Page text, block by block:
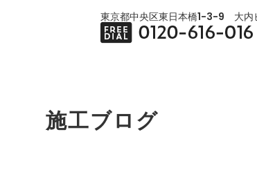
東京都中央区東日本橋1-3-9 大内
施工ブログ